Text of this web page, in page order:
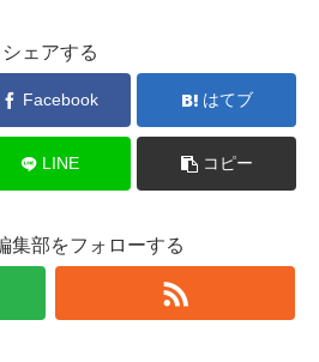
シェアする
Facebook はてブ
LINE コピー
集部をフォローする